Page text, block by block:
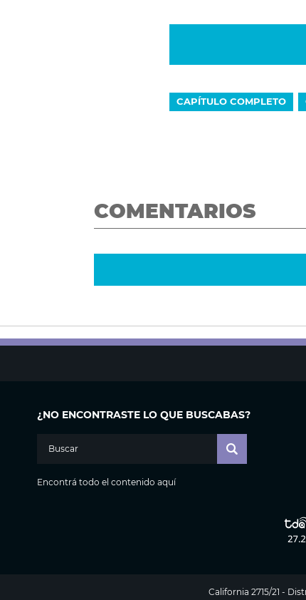
CAPÍTULO COMPLETO
COMENTARIOS
¿NO ENCONTRASTE LO QUE BUSCABAS?
Encontrá todo el contenido aquí
California 2715/21 -